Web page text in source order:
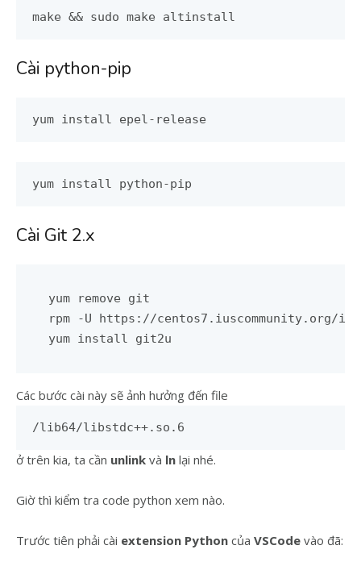
make && sudo make altinstall
Cài python-pip
yum install epel-release
yum install python-pip
Cài Git 2.x
yum remove git
rpm -U https://centos7.iuscommunity.org/
yum install git2u
Các bước cài này sẽ ảnh hưởng đến file
/lib64/libstdc++.so.6
ở trên kia, ta cần unlink và ln lại nhé.
Giờ thì kiểm tra code python xem nào.
Trước tiên phải cài extension Python của VSCode vào đã: